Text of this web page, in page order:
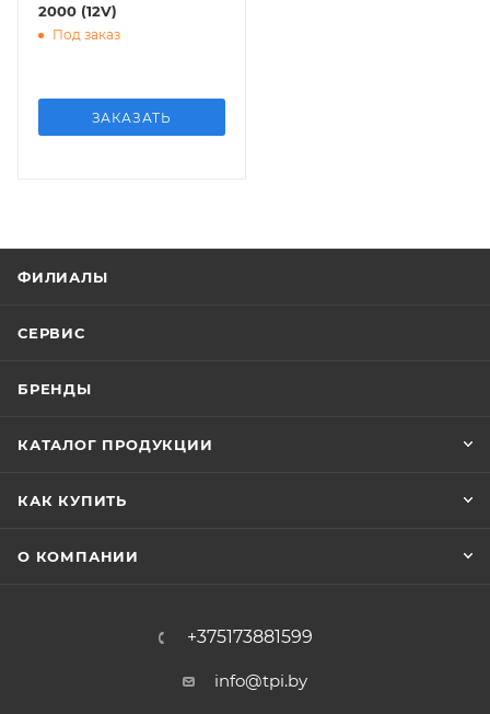
2000 (12V)
Под заказ
ЗАКАЗАТЬ
ФИЛИАЛЫ
СЕРВИС
БРЕНДЫ
КАТАЛОГ ПРОДУКЦИИ
КАК КУПИТЬ
О КОМПАНИИ
+375173881599
info@tpi.by